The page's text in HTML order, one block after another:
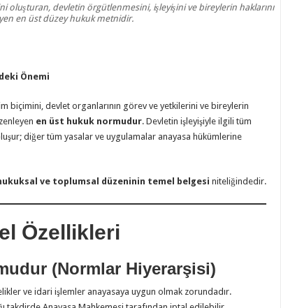
oluşturan, devletin örgütlenmesini, işleyişini ve bireylerin haklarını
en üst düzey hukuk metnidir.
Önemi
biçimini, devlet organlarının görev ve yetkilerini ve bireylerin
en üst hukuk normudur. Devletin işleyişiyle ilgili tüm
diğer tüm yasalar ve uygulamalar anayasa hükümlerine
ve toplumsal düzeninin temel belgesi niteliğindedir.
Özellikleri
(Normlar Hiyerarşisi)
ve idari işlemler anayasaya uygun olmak zorundadır.